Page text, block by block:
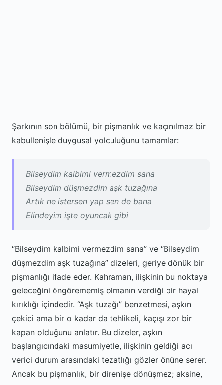
Şarkının son bölümü, bir pişmanlık ve kaçınılmaz bir
kabullenişle duygusal yolculuğunu tamamlar:
Bilseydim kalbimi vermezdim sana
Bilseydim düşmezdim aşk tuzağına
Artık ne istersen yap sen de bana
Elindeyim işte oyuncak gibi
“Bilseydim kalbimi vermezdim sana” ve “Bilseydim
düşmezdim aşk tuzağına” dizeleri, geriye dönük bir
pişmanlığı ifade eder. Kahraman, ilişkinin bu noktaya
geleceğini öngörememiş olmanın verdiği bir hayal
kırıklığı içindedir. “Aşk tuzağı” benzetmesi, aşkın
çekici ama bir o kadar da tehlikeli, kaçışı zor bir
kapan olduğunu anlatır. Bu dizeler, aşkın
başlangıcındaki masumiyetle, ilişkinin geldiği acı
verici durum arasındaki tezatlığı gözler önüne serer.
Ancak bu pişmanlık, bir direnişe dönüşmez; aksine,